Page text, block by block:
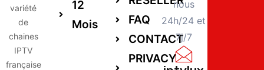
variété
de
chaines
IPTV
française
12
Mois
FAQ
CONTACT
PRIVACY
nous
24h/24 et
7j/7